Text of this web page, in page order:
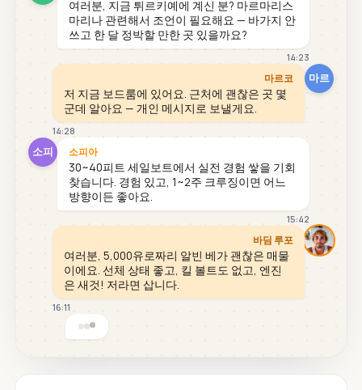
여러분, 지금 튀르키예에 계신 분? 마르마리스
마리나 관련해서 조언이 필요해요 — 바가지 안
쓰고 한 달 정박할 만한 곳 있을까요?
14:23
마르
마르코
저 지금 보드룸에 있어요. 근처에 괜찮은 곳 몇
군데 알아요 — 개인 메시지로 보낼게요.
14:28
소피 소피아
30~40피트 세일보트에서 실전 경험 쌓을 기회
찾습니다. 경험 있고, 1~2주 크루징이면 어느
방향이든 좋아요.
15:42
바딤 루포
여러분, 5,000유로짜리 알빈 베가 괜찮은 매물
이에요. 선체 상태 좋고, 킬 볼트도 없고, 엔진
은 새것! 저라면 삽니다.
16:11